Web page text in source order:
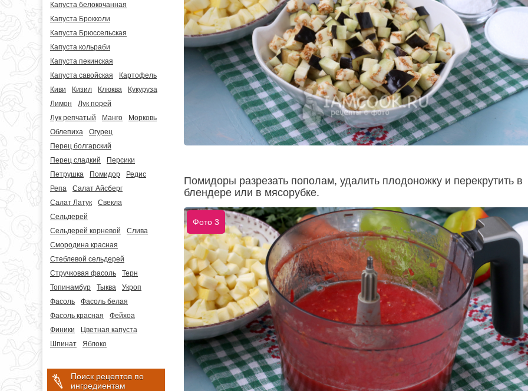
Капуста белокочанная
Капуста Брокколи
Капуста Брюссельская
Капуста кольраби
Капуста пекинская
Капуста савойская
Картофель
Киви
Кизил Клюква
Кукуруза
Лимон
Лук порей
Лук репчатый
Манго
Морковь
Облепиха
Огурец
Перец болгарский
Перец сладкий
Персики
Петрушка
Помидор
Редис
Репа
Салат Айсберг
Салат Латук
Свекла
Сельдерей
Сельдерей корневой
Слива
Смородина красная
Стеблевой сельдерей
Стручковая фасоль
Терн
Топинамбур
Тыква
Укроп
Фасоль
Фасоль белая
Фасоль красная
Фейхоа
Финики
Цветная капуста
Шпинат
Яблоко
Поиск рецептов по
ингредиентам
Помидоры разрезать пополам, удалить плодоножку и перекрутить в
блендере или в мясорубке.
Фото 3